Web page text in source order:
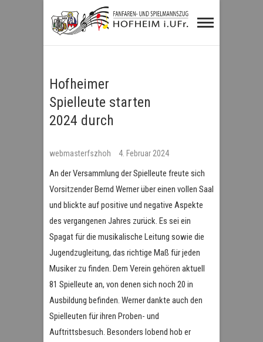
Fanfaren- und
Spielmannszug
Hofheimer
Spielleute starten
2024 durch
webmasterfszhoh 4. Februar 2024
An der Versammlung der Spielleute freute sich
Vorsitzender Bernd Werner über einen vollen Saal
und blickte auf positive und negative Aspekte
des vergangenen Jahres zurück. Es sei ein
Spagat für die musikalische Leitung sowie die
Jugendzugleitung, das richtige Maß für jeden
Musiker zu finden. Dem Verein gehören aktuell
81 Spielleute an, von denen sich noch 20 in
Ausbildung befinden. Werner dankte auch den
Spielleuten für ihren Proben- und
Auftrittsbesuch. Besonders lobend hob er